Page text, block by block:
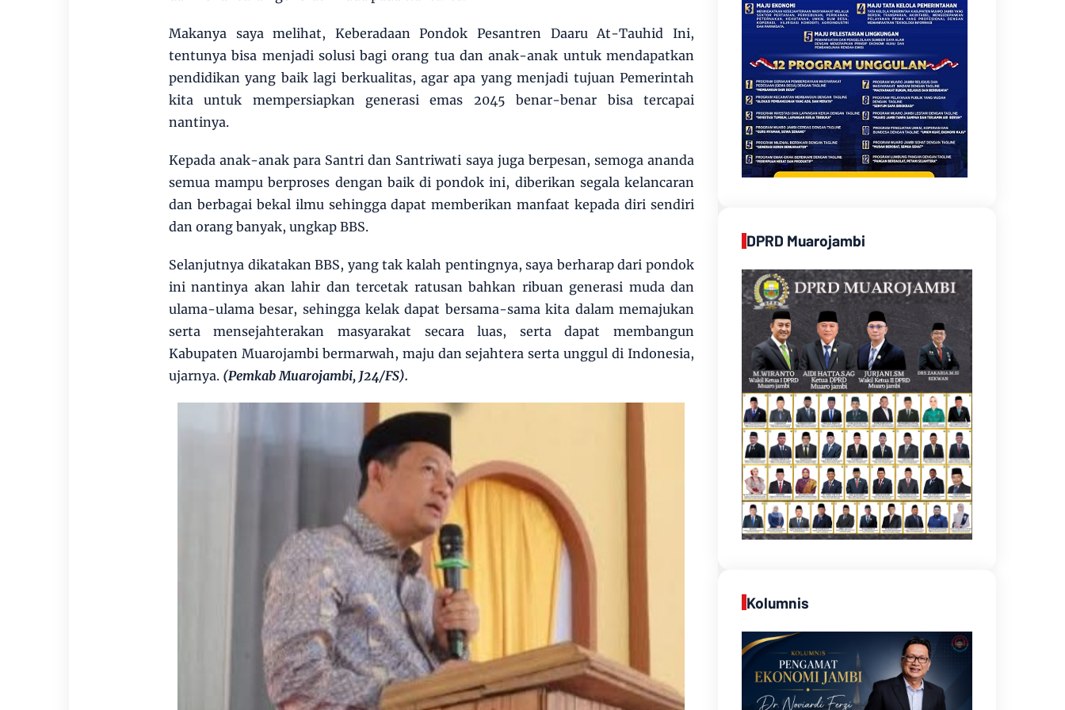
Makanya saya melihat, Keberadaan Pondok Pesantren Daaru At-Tauhid Ini,
tentunya bisa menjadi solusi bagi orang tua dan anak-anak untuk mendapatkan
pendidikan yang baik lagi berkualitas, agar apa yang menjadi tujuan Pemerintah
kita untuk mempersiapkan generasi emas 2045 benar-benar bisa tercapai
nantinya.
Kepada anak-anak para Santri dan Santriwati saya juga berpesan, semoga ananda
semua mampu berproses dengan baik di pondok ini, diberikan segala kelancaran
dan berbagai bekal ilmu sehingga dapat memberikan manfaat kepada diri sendiri
dan orang banyak, ungkap BBS.
Selanjutnya dikatakan BBS, yang tak kalah pentingnya, saya berharap dari pondok
ini nantinya akan lahir dan tercetak ratusan bahkan ribuan generasi muda dan
ulama-ulama besar, sehingga kelak dapat bersama-sama kita dalam memajukan
serta mensejahterakan masyarakat secara luas, serta dapat membangun
Kabupaten Muarojambi bermarwah, maju dan sejahtera serta unggul di Indonesia,
ujarnya. (Pemkab Muarojambi, J24/FS).
DPRD Muarojambi
Kolumnis